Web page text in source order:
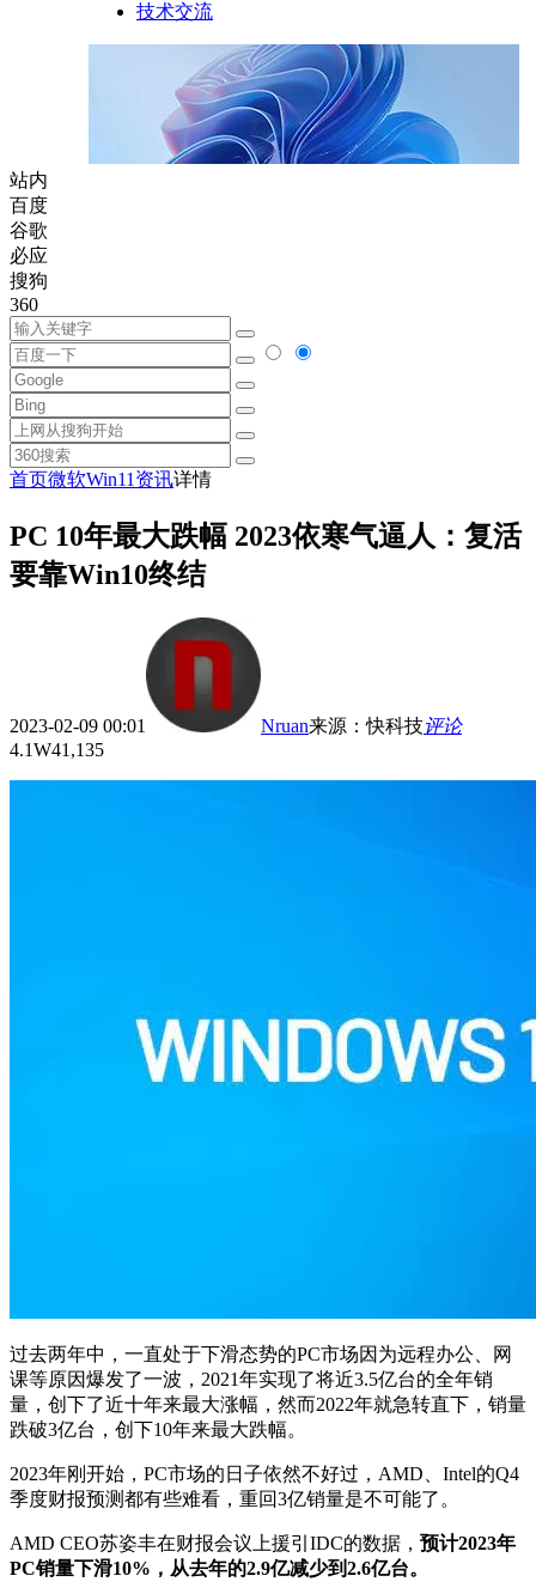
技术交流
站内
百度
谷歌
必应
搜狗
360
首页微软Win11资讯详情
PC 10年最大跌幅 2023依寒气逼人：复活
要靠Win10终结
2023-02-09 00:01 Nruan来源 ：快科技评论
4.1W41,135
过去两年中，一直处于下滑态势的PC市场因为远程办公、网
课等原因爆发了一波，2021年实现了将近3.5亿台的全年销
量，创下了近十年来最大涨幅，然而2022年就急转直下，销量
跌破3亿台，创下10年来最大跌幅。
2023年刚开始，PC市场的日子依然不好过，AMD、Intel的Q4
季度财报预测都有些难看，重回3亿销量是不可能了。
AMD CEO苏姿丰在财报会议上援引IDC的数据， 预计2023年
PC销量下滑10%，从去年的2.9亿减少到2.6亿台。